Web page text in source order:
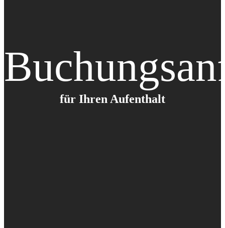
für Ihren Aufenthalt